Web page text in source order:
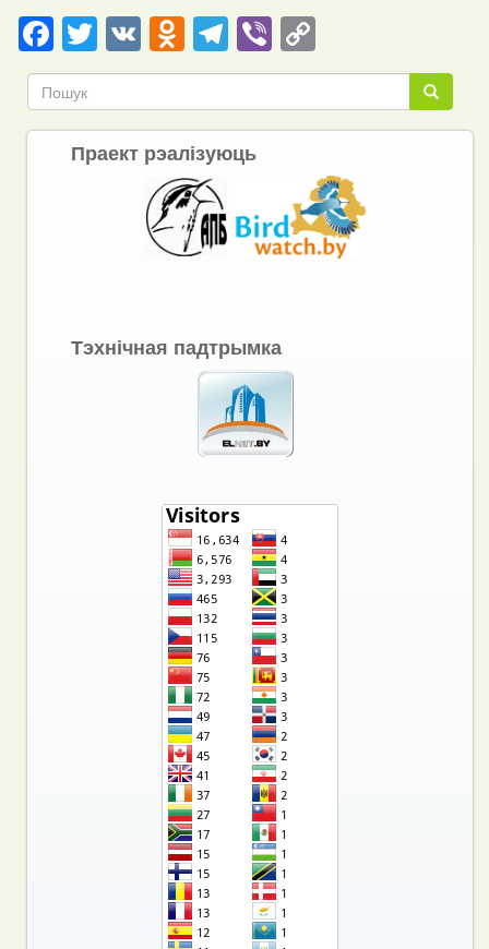
Facebook
Twitter
VKOdnoklassniki
Telegram
ViberCopy
Link Пошук
Пошук
Праект рэалізуюць
Тэхнічная падтрымка